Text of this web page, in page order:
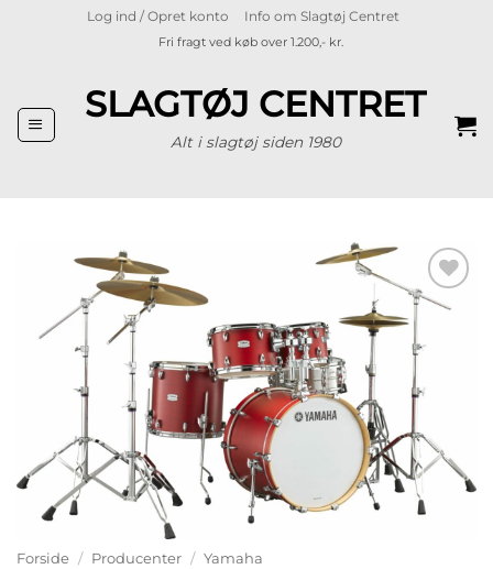
Log ind / Opret konto Info om Slagtøj Centret
Fri fragt ved køb over 1.200,- kr.
SLAGTØJ CENTRET
Alt i slagtøj siden 1980
Tilføj til
ønskeliste
Forside / Producenter / Yamaha